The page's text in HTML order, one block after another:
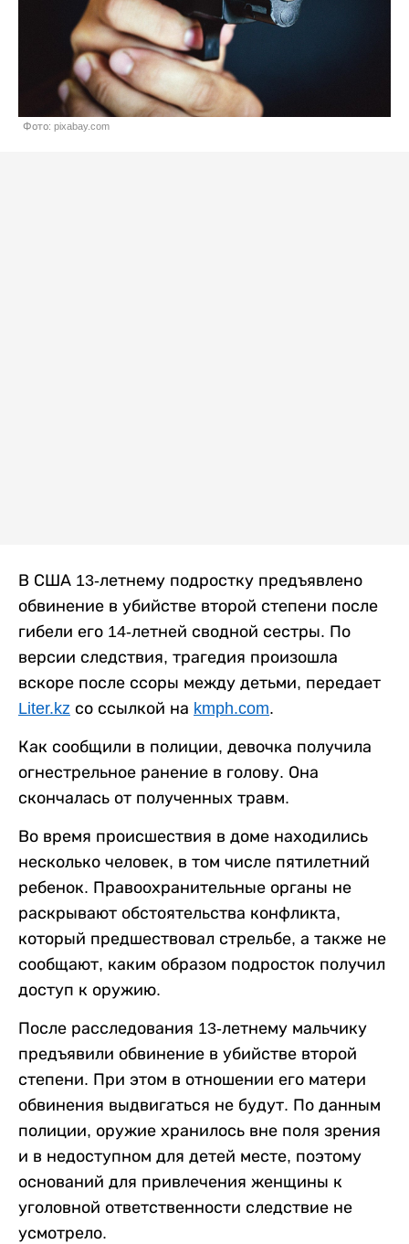
Фото: pixabay.com
В США 13-летнему подростку предъявлено
обвинение в убийстве второй степени после
гибели его 14-летней сводной сестры. По
версии следствия, трагедия произошла
вскоре после ссоры между детьми, передает
Liter.kz со ссылкой на kmph.com.
Как сообщили в полиции, девочка получила
огнестрельное ранение в голову. Она
скончалась от полученных травм.
Во время происшествия в доме находились
несколько человек, в том числе пятилетний
ребенок. Правоохранительные органы не
раскрывают обстоятельства конфликта,
который предшествовал стрельбе, а также не
сообщают, каким образом подросток получил
доступ к оружию.
После расследования 13-летнему мальчику
предъявили обвинение в убийстве второй
степени. При этом в отношении его матери
обвинения выдвигаться не будут. По данным
полиции, оружие хранилось вне поля зрения
и в недоступном для детей месте, поэтому
оснований для привлечения женщины к
уголовной ответственности следствие не
усмотрело.